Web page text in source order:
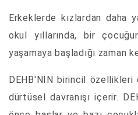
Erkeklerde kızlardan daha
okul yıllarında, bir
yaşamaya başladığı zaman
DEHB'NİN birincil
dürtüsel davranışı içerir.